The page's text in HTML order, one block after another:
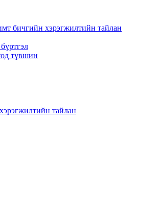
бичгийн хэрэгжилтийн тайлан
түвшин
тайлан